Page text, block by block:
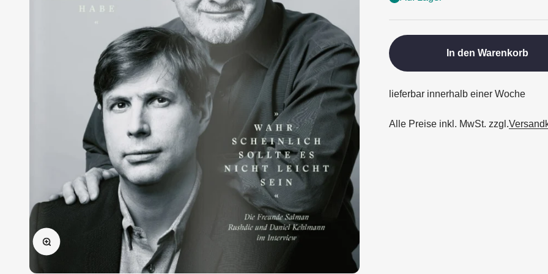
Bild vergrößern
In den Warenkorb
lieferbar innerhalb einer Woche
Alle Preise inkl. MwSt. zzgl.